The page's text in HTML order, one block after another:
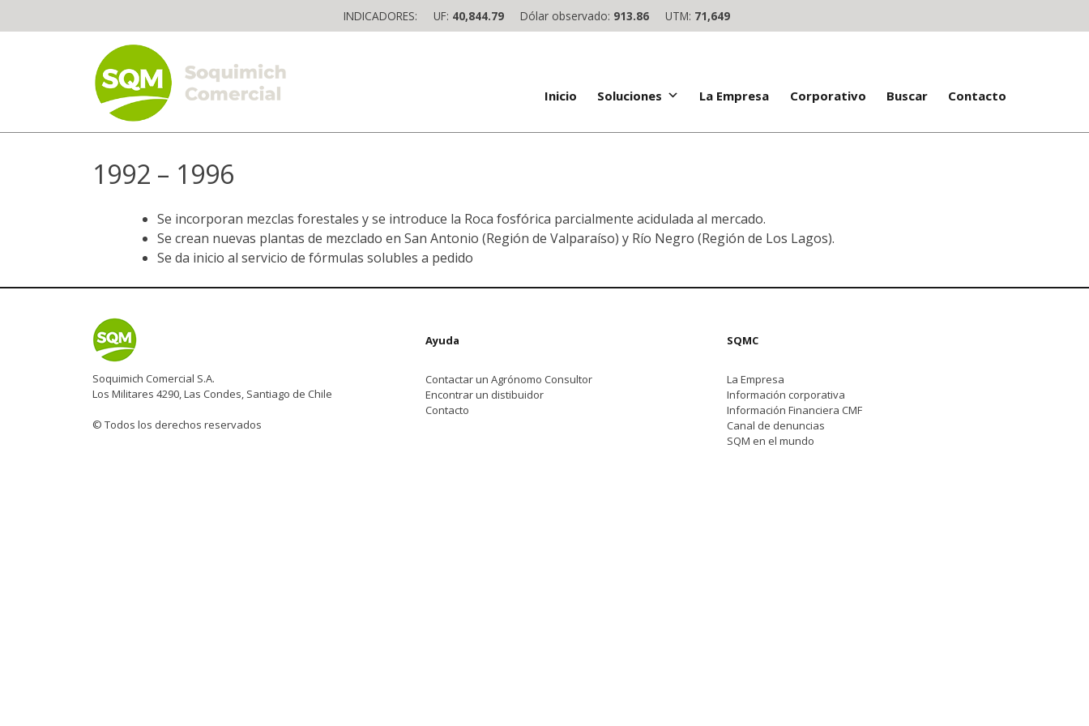
to
INDICADORES: UF: 40,844.79 Dólar observado: 913.86 UTM: 71,649
The worldwide business formula
Inicio Soluciones La Empresa Corporativo Buscar Contacto
1992 – 1996
Se incorporan mezclas forestales y se introduce la Roca fosfórica parcialmente acidulada al mercado.
Se crean nuevas plantas de mezclado en San Antonio (Región de Valparaíso) y Río Negro (Región de Los Lagos).
Se da inicio al servicio de fórmulas solubles a pedido
Soquimich Comercial S.A.
Los Militares 4290, Las Condes, Santiago de Chile
© Todos los derechos reservados
Ayuda
Contactar un Agrónomo Consultor
Encontrar un distibuidor
Contacto
SQMC
La Empresa
Información corporativa
Información Financiera CMF
Canal de denuncias
SQM en el mundo